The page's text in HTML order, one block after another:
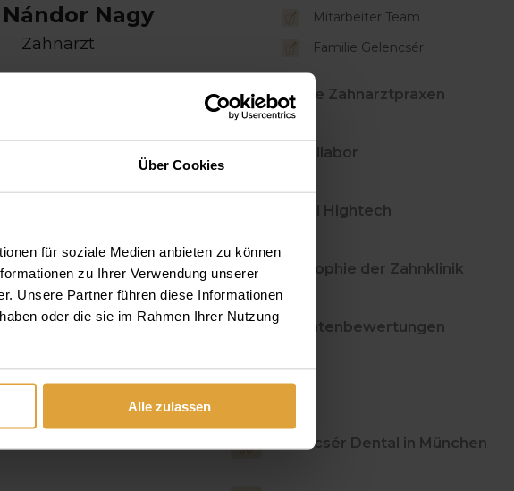
Über Cookies
für soziale Medien anbieten zu können
zu Ihrer Verwendung unserer
Unsere Partner führen diese Informationen
oder die sie im Rahmen Ihrer Nutzung
Alle zulassen
Nagy
Zahnarzt
Mitarbeiter Team
Familie Gelencsér
Unsere Zahnarztpraxen
Dentallabor
Dental Hightech
Philosophie der Zahnklinik
Patientenbewertungen
Fotos
Gelencsér Dental in München